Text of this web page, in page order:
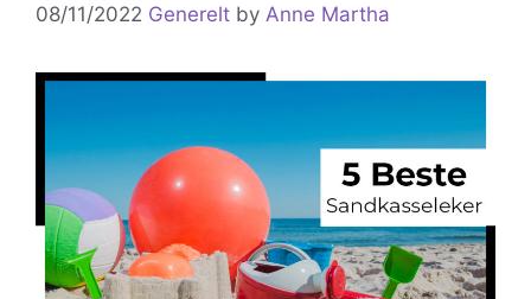
08/11/2022 Generelt by Anne Martha